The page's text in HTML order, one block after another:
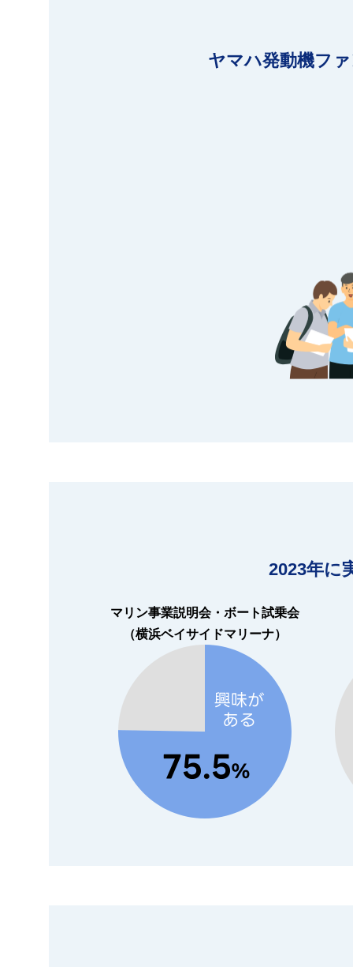
ヤマハ発動機フ
2023年に
マリン事業説明会・ボート試乗会
（横浜ベイサイドマリーナ）